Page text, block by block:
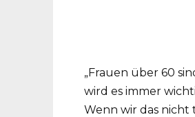
„Frauen über 60
wird es immer
Wenn wir das